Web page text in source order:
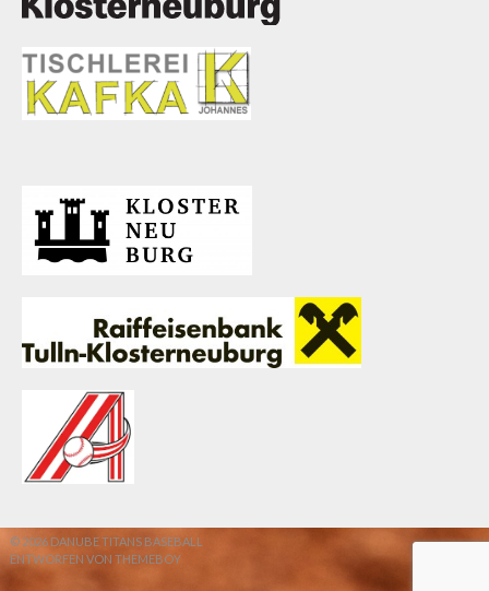
© 2026 DANUBE TITANS BASEBALL
ENTWORFEN VON THEMEBOY